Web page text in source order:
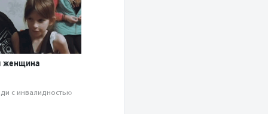
женщина
с инвалидностью